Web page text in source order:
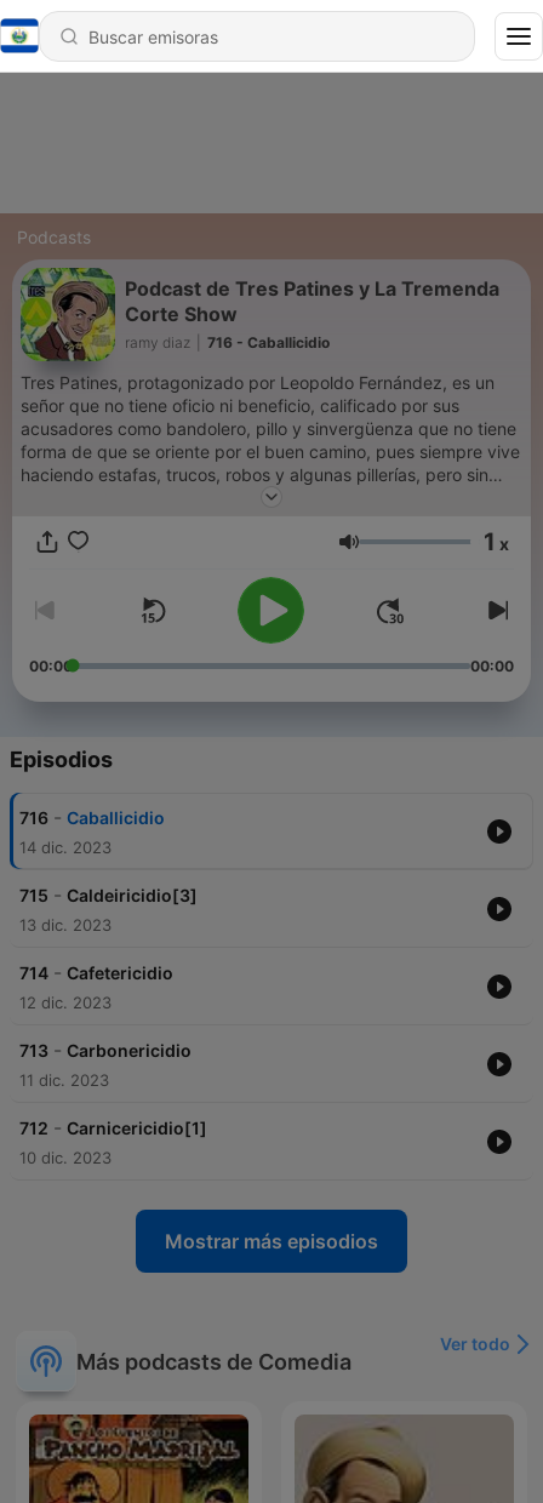
Podcasts
Podcast de Tres Patines y La Tremenda
Corte Show
ramy diaz 716 - Caballicidio
Tres Patines, protagonizado por Leopoldo Fernández, es un
señor que no tiene oficio ni beneficio, calificado por sus
acusadores como bandolero, pillo y sinvergüenza que no tiene
forma de que se oriente por el buen camino, pues siempre vive
haciendo estafas, trucos, robos y algunas pillerías, pero sin
llegar nunca a cometer delitos mayores. Sus hurtos consisten
en algún establecimiento de alimentos; también se dedica a
(apuntaciones) y se vale de estafas o engaños para recibir
algún Support this podcast:
https://anchor.fm/pedro-
Volumen 1 x
00:00 00:00
Episodios
716 - Caballicidio
14 dic. 2023
715 - Caldeiricidio[3]
13 dic. 2023
714 - Cafetericidio
12 dic. 2023
713 - Carbonericidio
11 dic. 2023
712 - Carnicericidio[1]
10 dic. 2023
Mostrar más episodios
Más podcasts de Comedia
Ver todo